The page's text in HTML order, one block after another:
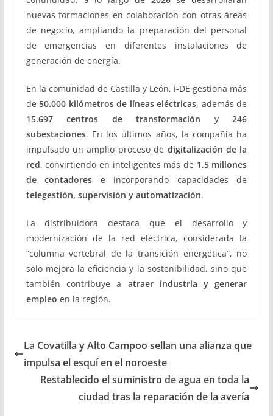
nuevas formaciones en colaboración con otras áreas
de negocio, ampliando la preparación del personal
de emergencias en diferentes instalaciones de
generación de energía.
En la comunidad de Castilla y León, i-DE gestiona más
de50.000 kilómetros de líneas eléctricas, además de
15.697 centros de transformación y246
subestaciones. En los últimos años, la compañía ha
impulsado un amplio proceso de digitalización de la
red, convirtiendo en inteligentes más de 1,5 millones
de contadores e incorporando capacidades de
telegestión, supervisión y automatización.
La distribuidora destaca que el desarrollo y
modernización de la red eléctrica, considerada la
“columna vertebral de la transición energética”, no
solo mejora la eficiencia y la sostenibilidad, sino que
también contribuye a atraer industria y generar
empleo en la región.
La Covatilla y Alto Campoo sellan una alianza que
impulsa el esquí en el noroeste
Restablecido el suministro de agua en toda la
ciudad tras la reparación de la avería